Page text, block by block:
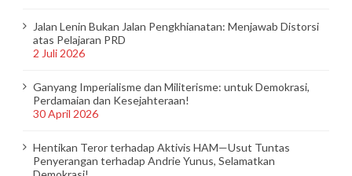
Jalan Lenin Bukan Jalan Pengkhianatan: Menjawab Distorsi
atas Pelajaran PRD
2 Juli 2026
Ganyang Imperialisme dan Militerisme: untuk Demokrasi,
Perdamaian dan Kesejahteraan!
30 April 2026
Hentikan Teror terhadap Aktivis HAM—Usut Tuntas
Penyerangan terhadap Andrie Yunus, Selamatkan